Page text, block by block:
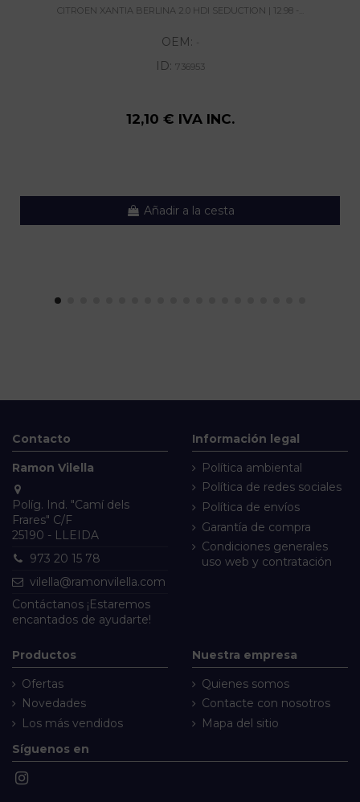
CITROEN XANTIA BERLINA 2.0 HDI SEDUCTION | 12.98 -...
OEM: -
ID: 736953
12,10 € IVA INC.
Añadir a la cesta
Contacto
Ramon Vilella
Políg. Ind. "Camí dels
Frares" C/F
25190 - LLEIDA
973 20 15 78
vilella@ramonvilella.com
Contáctanos ¡Estaremos
encantados de ayudarte!
Información legal
Política ambiental
Política de redes sociales
Política de envíos
Garantía de compra
Condiciones generales
uso web y contratación
Productos
Ofertas
Novedades
Los más vendidos
Nuestra empresa
Quienes somos
Contacte con nosotros
Mapa del sitio
Síguenos en